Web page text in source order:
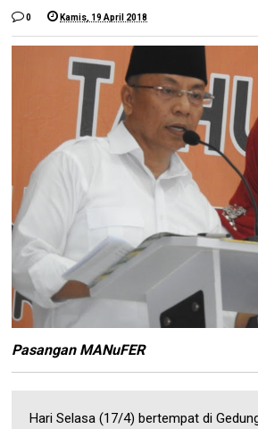
0 Kamis, 19 April 2018
Pasangan MANuFER
Hari Selasa (17/4) bertempat di